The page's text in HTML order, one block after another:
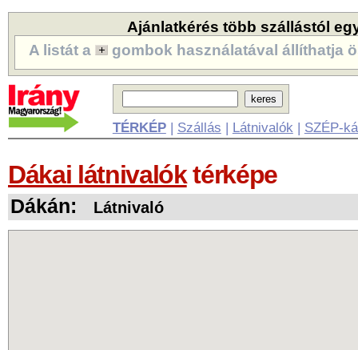
Ajánlatkérés több szállástól
A listát a
gombok használatával állíthatja
TÉRKÉP| Szállás | Látnivalók | SZÉP-
Dákai látnivalóktérképe
Dákán: Látnivaló